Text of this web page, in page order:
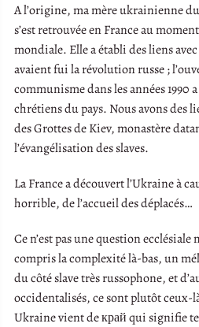
A l’origine, ma mère ukrainienne
s’est retrouvée en France au
mondiale. Elle a établi des liens
avaient fui la révolution russe ;
communisme dans les années 1990
chrétiens du pays. Nous avons des
des Grottes de Kiev, monastère
l’évangélisation des slaves.
La France a découvert l’Ukraine à
horrible, de l’accueil des déplacés…
Ce n’est pas une question
compris la complexité là-bas, un
du côté slave très russophone, et
occidentalisés, ce sont plutôt ceux-
Ukraine vient de крайqui signifie